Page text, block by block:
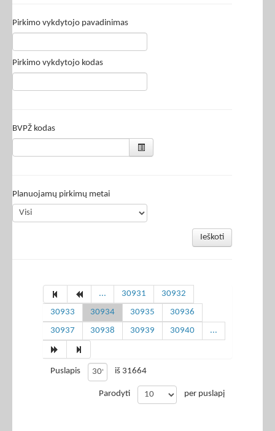
Pirkimo vykdytojo pavadinimas
Pirkimo vykdytojo kodas
BVPŽ kodas
Planuojamų pirkimų metai
Ieškoti
... 30931
30932
30933
30934 30935
30936
30937
30938 30939 30940 ...
Puslapis iš 31664
Parodyti per puslapį